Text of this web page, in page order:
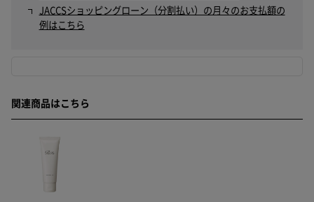
JACCSショッピングローン（分割払い）の月々のお支払額の
例はこちら
関連商品はこちら